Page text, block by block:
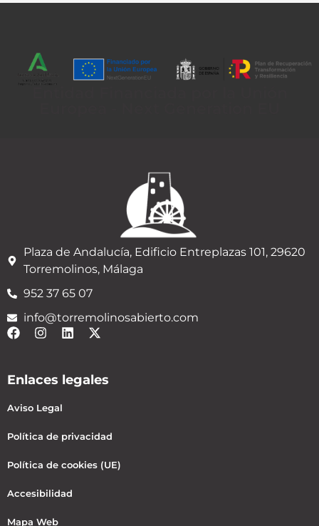
Plaza de Andalucía, Edificio Entreplazas 101, 29620
Torremolinos, Málaga
952 37 65 07
info@torremolinosabierto.com
Enlaces legales
Aviso Legal
Política de privacidad
Política de cookies (UE)
Accesibilidad
Mapa Web